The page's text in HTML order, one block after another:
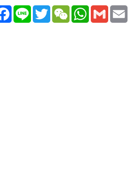
Facebook
Line TwitterWeChatWhatsApp
Gmail